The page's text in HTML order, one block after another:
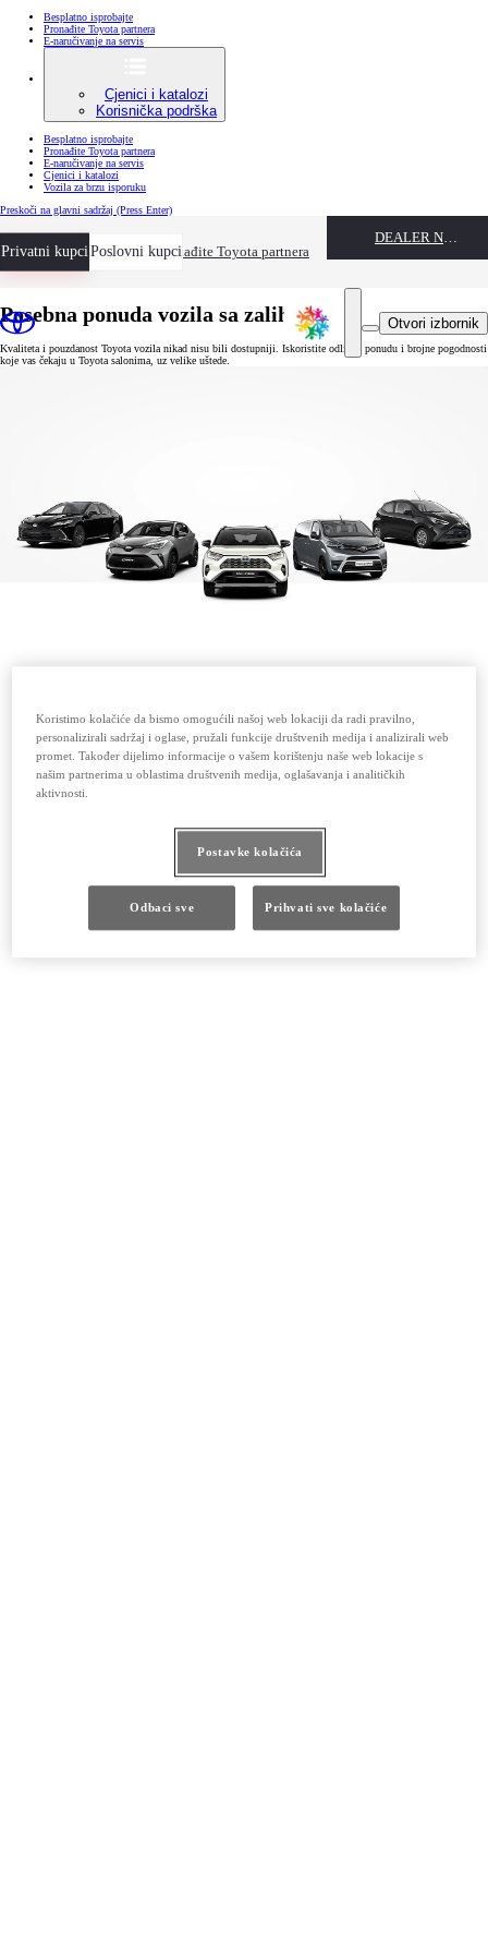
Besplatno isprobajte
Pronađite Toyota partnera
E-naručivanje na servis
Cjenici i katalozi
Korisnička podrška
Besplatno isprobajte
Pronađite Toyota partnera
E-naručivanje na servis
Cjenici i katalozi
Vozila za brzu isporuku
Preskoči na glavni sadržaj (Press Enter)
Privatni kupciPoslovni kupci
Besplatno isprobajte Pronađite Toyota partnera
DEALER NAME
Otvori izbornik
Posebna ponuda vozila sa zalihe
Kvaliteta i pouzdanost Toyota vozila nikad nisu bili dostupniji. Iskoristite odličnu ponudu i brojne pogodnosti
koje vas čekaju u Toyota salonima, uz velike uštede.
Koristimo kolačiće da bismo omogućili našoj web lokaciji da radi pravilno,
personalizirali sadržaj i oglase, pružali funkcije društvenih medija i analizirali web
promet. Također dijelimo informacije o vašem korištenju naše web lokacije s
našim partnerima u oblastima društvenih medija, oglašavanja i analitičkih
aktivnosti.
Postavke kolačića
Odbaci sve Prihvati sve kolačiće